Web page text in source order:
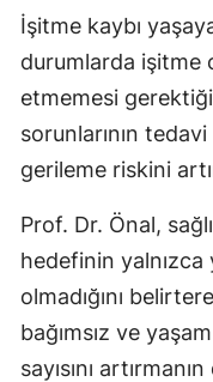
İşitme kaybı
durumlarda işitme
etmemesi
sorunlarının
gerileme riskini
Prof. Dr. Önal,
hedefinin
olmadığını
bağımsız ve
sayısını